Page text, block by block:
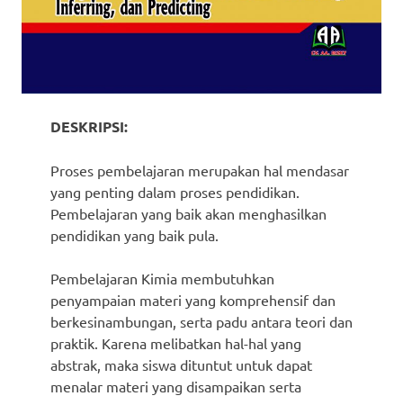
DESKRIPSI:
Proses pembelajaran merupakan hal mendasar
yang penting dalam proses pendidikan.
Pembelajaran yang baik akan menghasilkan
pendidikan yang baik pula.
Pembelajaran Kimia membutuhkan
penyampaian materi yang komprehensif dan
berkesinambungan, serta padu antara teori dan
praktik. Karena melibatkan hal-hal yang
abstrak, maka siswa dituntut untuk dapat
menalar materi yang disampaikan serta